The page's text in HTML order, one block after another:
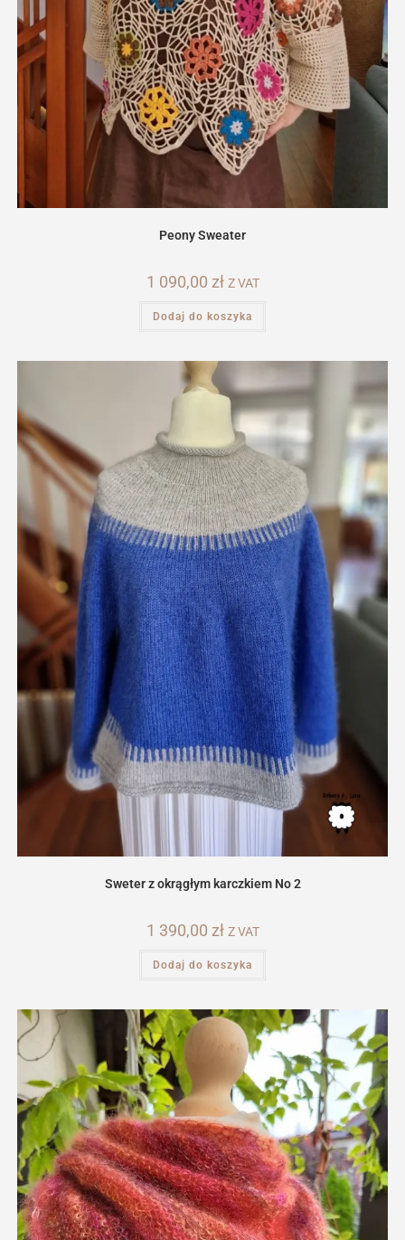
Peony Sweater
1 090,00 zł Z VAT
Dodaj do koszyka
Sweter z okrągłym karczkiem No 2
1 390,00 zł Z VAT
Dodaj do koszyka